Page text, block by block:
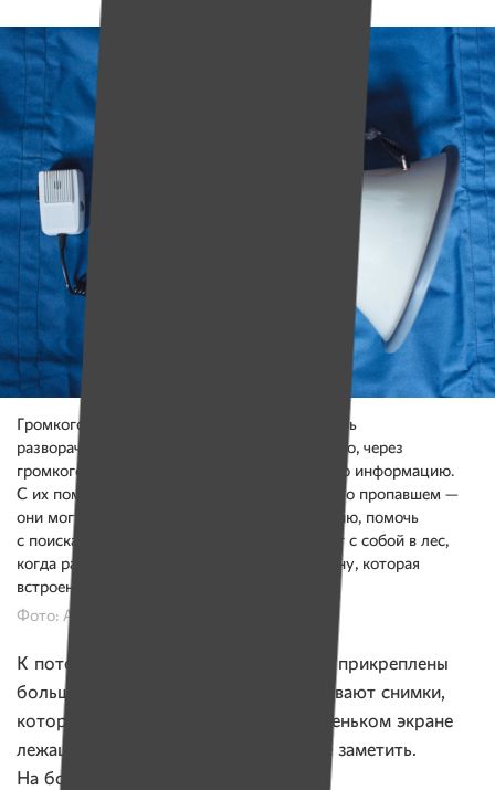
Громкоговоритель. По прибытии на местность
разворачивается штаб. Если волонтеров много, через
громкоговорители поисковики сообщают всю информацию.
С их помощью оповещают местных жителей о пропавшем —
они могут дать какую-то ценную информацию, помочь
с поисками. Иногда громкоговорители берут с собой в лес,
когда работают на «отклик». Включают сирену, которая
встроена в этот прибор.
Фото: Александр Васюкович, Имена
К потолку обеих машин поисковиков прикреплены
большие экраны. На них и просматривают снимки,
которые сделал беспилотник. На маленьком экране
лежащего в траве человека можно не заметить.
На большом — не пропустишь.